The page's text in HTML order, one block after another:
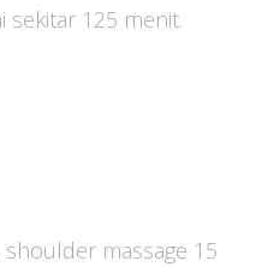
sekitar 125 menit.
massage 15